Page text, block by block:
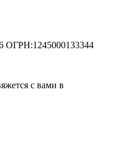
ОГРН:1245000133344
с вами в